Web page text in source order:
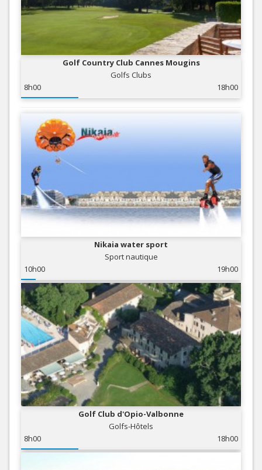
Golf Country Club Cannes Mougins
Golfs Clubs
8h00
18h00
Nikaia water sport
Sport nautique
10h00
19h00
Golf Club d'Opio-Valbonne
Golfs-Hôtels
8h00
18h00